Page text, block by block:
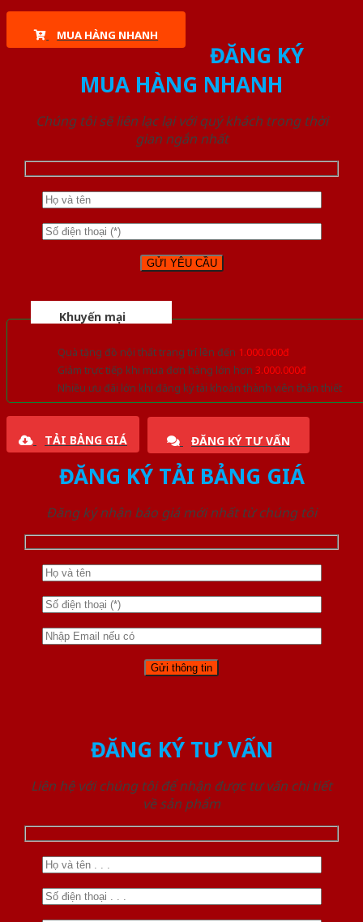
MUA HÀNG NHANH
ĐĂNG KÝ
MUA HÀNG NHANH
Chúng tôi sẽ liên lạc lại với quý khách trong thời
gian ngắn nhất
Khuyến mại
Quà tặng đồ nội thất trang trí lên đến 1.000.000đ
Giảm trực tiếp khi mua đơn hàng lớn hơn 3.000.000đ
Nhiều ưu đãi lớn khi đăng ký tài khoản thành viên thân thiết
TẢI BẢNG GIÁ ĐĂNG KÝ TƯ VẤN
ĐĂNG KÝ TẢI BẢNG GIÁ
Đăng ký nhận báo giá mới nhất từ chúng tôi
ĐĂNG KÝ TƯ VẤN
Liên hệ với chúng tôi để nhận được tư vấn chi tiết
về sản phẩm